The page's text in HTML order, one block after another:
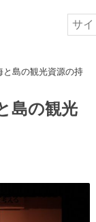
島の観光資源の持
島の観光